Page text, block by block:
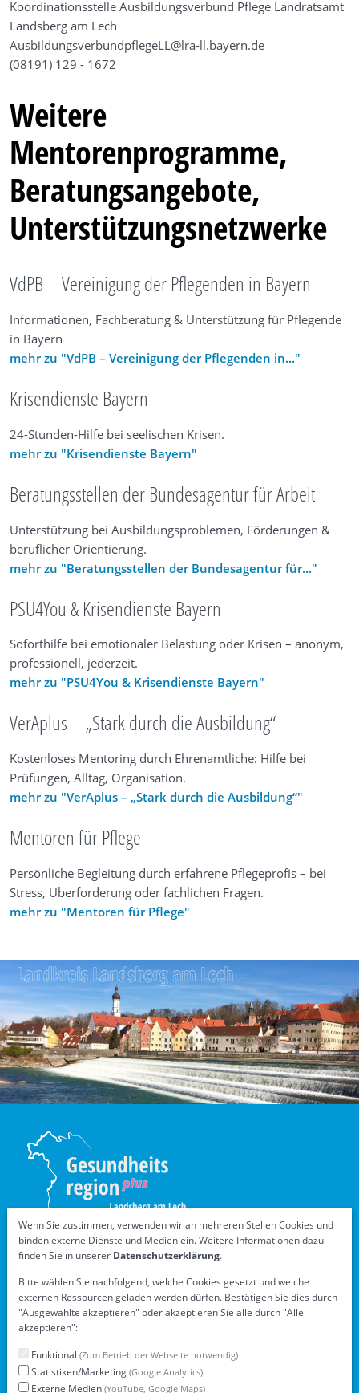
Koordinationsstelle Ausbildungsverbund Pflege Landratsamt
Landsberg am Lech
AusbildungsverbundpflegeLL@lra-ll.bayern.de
(08191) 129 - 1672
Weitere
Mentorenprogramme,
Beratungsangebote,
Unterstützungsnetzwerke
VdPB – Vereinigung der Pflegenden in Bayern
Informationen, Fachberatung & Unterstützung für Pflegende
in Bayern
mehr zu "VdPB – Vereinigung der Pflegenden in..."
Krisendienste Bayern
24-Stunden-Hilfe bei seelischen Krisen.
mehr zu "Krisendienste Bayern"
Beratungsstellen der Bundesagentur für Arbeit
Unterstützung bei Ausbildungsproblemen, Förderungen &
beruflicher Orientierung.
mehr zu "Beratungsstellen der Bundesagentur für..."
PSU4You & Krisendienste Bayern
Soforthilfe bei emotionaler Belastung oder Krisen – anonym,
professionell, jederzeit.
mehr zu "PSU4You & Krisendienste Bayern"
VerAplus – „Stark durch die Ausbildung“
Kostenloses Mentoring durch Ehrenamtliche: Hilfe bei
Prüfungen, Alltag, Organisation.
mehr zu "VerAplus – „Stark durch die Ausbildung“"
Mentoren für Pflege
Persönliche Begleitung durch erfahrene Pflegeprofis – bei
Stress, Überforderung oder fachlichen Fragen.
mehr zu "Mentoren für Pflege"
Übersicht
Die GesundheitsregionPlus
Handlungsfelder und Projekte
Aktuelles
Ausbildungsverbund Pflege
Wenn Sie zustimmen, verwenden wir an mehreren Stellen Cookies und
binden externe Dienste und Medien ein. Weitere Informationen dazu
finden Sie in unserer Datenschutzerklärung.
Bitte wählen Sie nachfolgend, welche Cookies gesetzt und welche
externen Ressourcen geladen werden dürfen. Bestätigen Sie dies durch
"Ausgewählte akzeptieren" oder akzeptieren Sie alle durch "Alle
akzeptieren":
Funktional(Zum Betrieb der Webseite notwendig)
Statistiken/Marketing(Google Analytics)
Externe Medien(YouTube, Google Maps)